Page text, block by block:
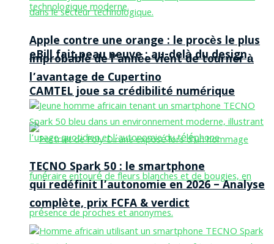
eBill fait peau neuve : au-delà du design,
CAMTEL joue sa crédibilité numérique
Apple contre une orange : le procès le plus
improbable de l’année vient de tourner à
l’avantage de Cupertino
TECNO Spark 50 : le smartphone
qui redéfinit l’autonomie en 2026 – Analyse
complète, prix FCFA & verdict